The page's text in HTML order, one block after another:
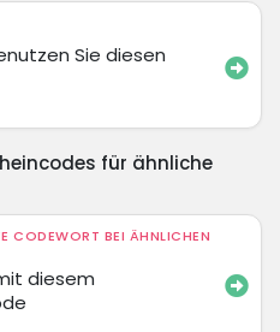
Sie diesen
für ähnliche
CODEWORT BEI ÄHNLICHEN
diesem